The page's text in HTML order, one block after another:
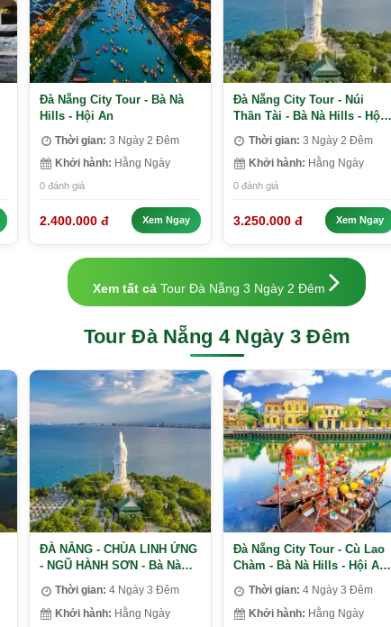
Đà Nẵng City Tour - Bà Nà
Hills - Hội An
Thời gian: 3 Ngày 2 Đêm
Khởi hành: Hằng Ngày
0 đánh giá
2.400.000 đ Xem Ngay
Đà Nẵng City Tour - Núi
Thần Tài - Bà Nà Hills - Hội
Thời gian: 3 Ngày 2 Đêm
Khởi hành: Hằng Ngày
0 đánh giá
3.250.000 đ Xem Ngay
Xem tất cảTour Đà Nẵng 3 Ngày 2 Đêm
Tour Đà Nẵng 4 Ngày 3 Đêm
ĐÀ NẴNG - CHÙA LINH ỨNG
- NGŨ HÀNH SƠN - Bà Nà
Hills - Hội An - Huế
Thời gian: 4 Ngày 3 Đêm
Khởi hành: Hằng Ngày
Đà Nẵng City Tour - Cù Lao
Chàm - Bà Nà Hills - Hội An -
Thời gian: 4 Ngày 3 Đêm
Khởi hành: Hằng Ngày